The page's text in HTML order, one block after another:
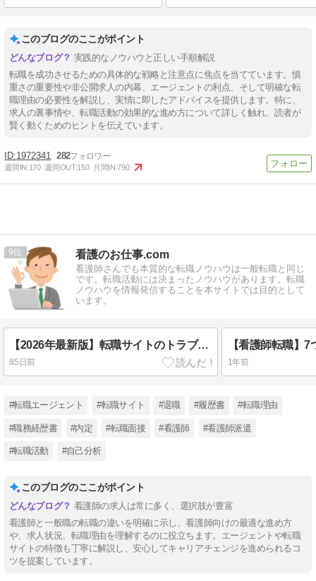
このブログのここがポイント
実践的なノウハウと正しい手順解説
転職を成功させるための具体的な戦略と注意点に焦点を当てています。慎
重さの重要性や非公開求人の内幕、エージェントの利点、そして明確な転
職理由の必要性を解説し、実情に即したアドバイスを提供します。特に、
求人の裏事情や、転職活動の効果的な進め方について詳しく触れ、読者が
賢く動くためのヒントを伝えています。
1972341 282
週間IN:170 週間OUT:150 月間IN:790
9 看護のお仕事.com
看護師さんでも本質的な転職ノウハウは一般転職と同じ
です。転職活動には決まったノウハウがあります。転職
ノウハウを情報発信することを本サイトでは目的として
います。
【2026年最新版】転職サイトのトラブルに注意！知らないと困るポイントまとめ
85日前 1年前
#転職エージェント #転職サイト #退職 #履歴書 #転職理由
#職務経歴書 #内定 #転職面接 #看護師 #看護師派遣
#転職活動 #自己分析
このブログのここがポイント
看護師の求人は常に多く、選択肢が豊富
看護師と一般職の転職の違いを明確に示し、看護師向けの最適な進め方
や、求人状況、転職理由を理解するのに役立ちます。エージェントや転職
サイトの特徴も丁寧に解説し、安心してキャリアチェンジを進められるコ
ツを提案しています。